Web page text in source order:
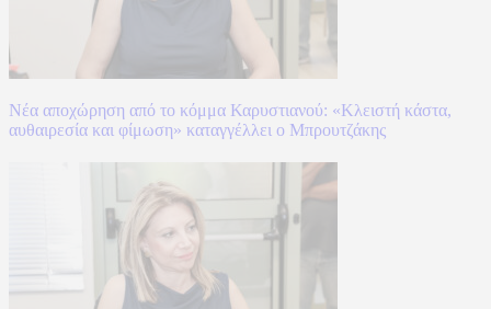
Νέα αποχώρηση από το κόμμα Καρυστιανού: «Κλειστή κάστα,
αυθαιρεσία και φίμωση» καταγγέλλει ο Μπρουτζάκης